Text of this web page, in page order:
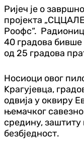
Ријеч је о
пројекта
Роофс“.
40 градова бивше
од 25 градова
Носиоци овог
Kрагујевца,
одвија у оквиру
њемачког
средину,
безбједност.